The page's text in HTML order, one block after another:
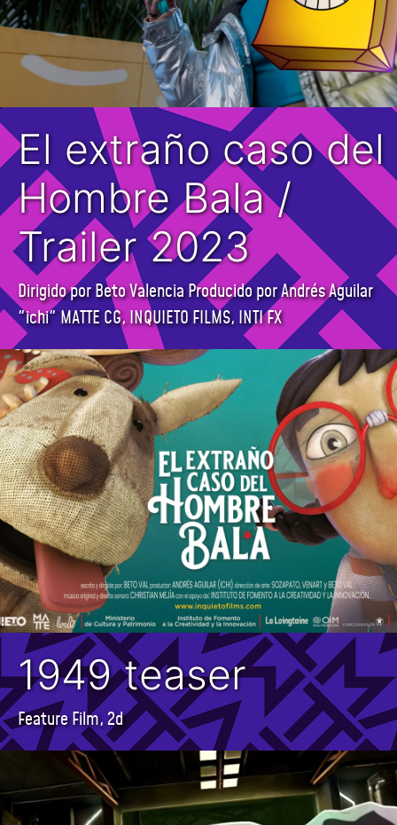
El extraño caso del
Hombre Bala /
Trailer 2023
Dirigido por Beto Valencia Producido por Andrés Aguilar
"ichi" MATTE CG, INQUIETO FILMS, INTI FX
1949 teaser
Feature Film, 2d